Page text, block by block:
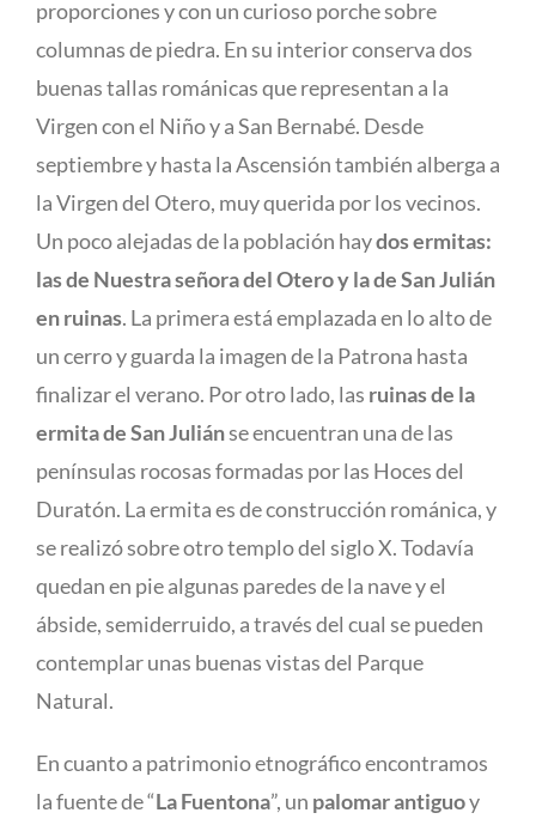
proporciones y con un curioso porche sobre
columnas de piedra. En su interior conserva dos
buenas tallas románicas que representan a la
Virgen con el Niño y a San Bernabé. Desde
septiembre y hasta la Ascensión también alberga a
la Virgen del Otero, muy querida por los vecinos.
Un poco alejadas de la población haydos ermitas:
las de Nuestra señora del Otero y la de San Julián
en ruinas. La primera está emplazada en lo alto de
un cerro y guarda la imagen de la Patrona hasta
finalizar el verano. Por otro lado, las ruinas de la
ermita de San Juliánse encuentran una de las
penínsulas rocosas formadas por las Hoces del
Duratón. La ermita es de construcción románica, y
se realizó sobre otro templo del siglo X. Todavía
quedan en pie algunas paredes de la nave y el
ábside, semiderruido, a través del cual se pueden
contemplar unas buenas vistas del Parque
Natural.
En cuanto a patrimonio etnográfico encontramos
la fuente de “La Fuentona”, un palomar antiguoy